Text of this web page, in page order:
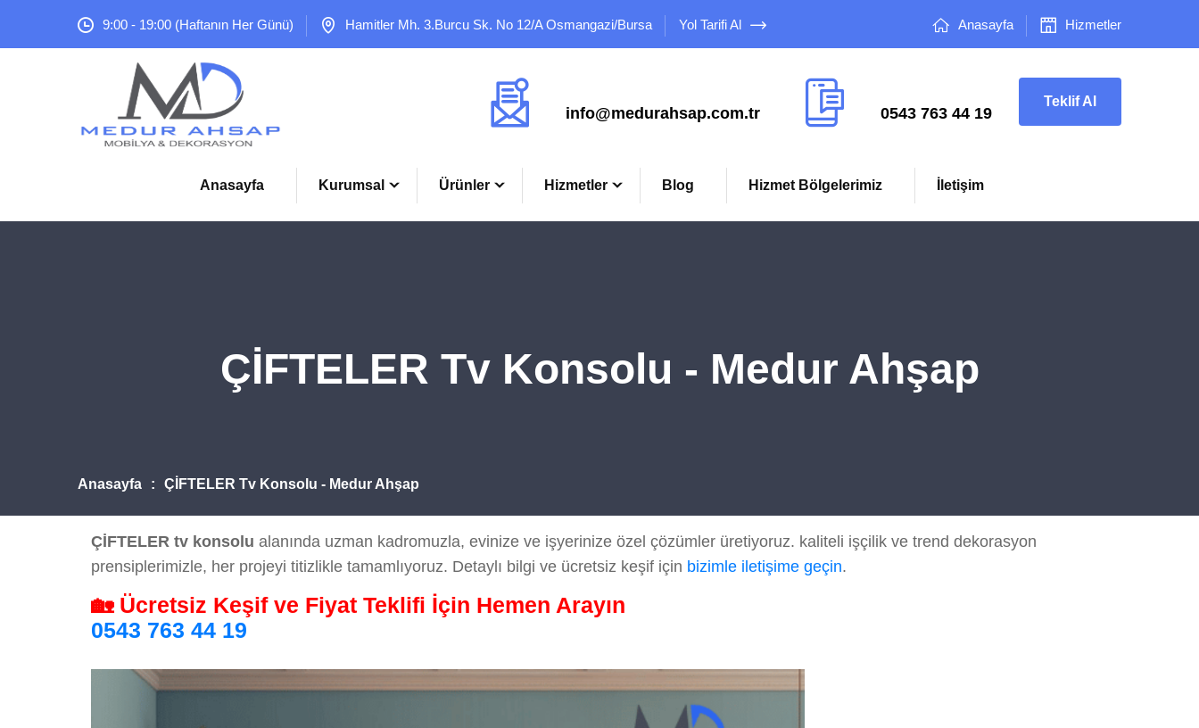
9:00 - 19:00 (Haftanın Her Günü) Hamitler Mh. 3.Burcu Sk. No 12/A Osmangazi/Bursa Yol Tarifi Al Anasayfa Hizmetler
info@medurahsap.com.tr 0543 763 44 19
Teklif Al
Anasayfa Kurumsal Ürünler Hizmetler Blog Hizmet Bölgelerimiz İletişim
ÇİFTELER Tv Konsolu - Medur Ahşap
Anasayfa ÇİFTELER Tv Konsolu - Medur Ahşap
ÇİFTELER tv konsolu alanında uzman kadromuzla, evinize ve işyerinize özel çözümler üretiyoruz. kaliteli işçilik ve trend dekorasyon
prensiplerimizle, her projeyi titizlikle tamamlıyoruz. Detaylı bilgi ve ücretsiz keşif için bizimle iletişime geçin.
🏡 Ücretsiz Keşif ve Fiyat Teklifi İçin Hemen Arayın
0543 763 44 19